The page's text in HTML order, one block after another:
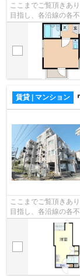
ここまでご覧頂きあ
目指し、各沿線の各
様へ提供しておりま
賃貸 | マンション
ここまでご覧頂きあ
目指し、各沿線の各
様へ提供しておりま